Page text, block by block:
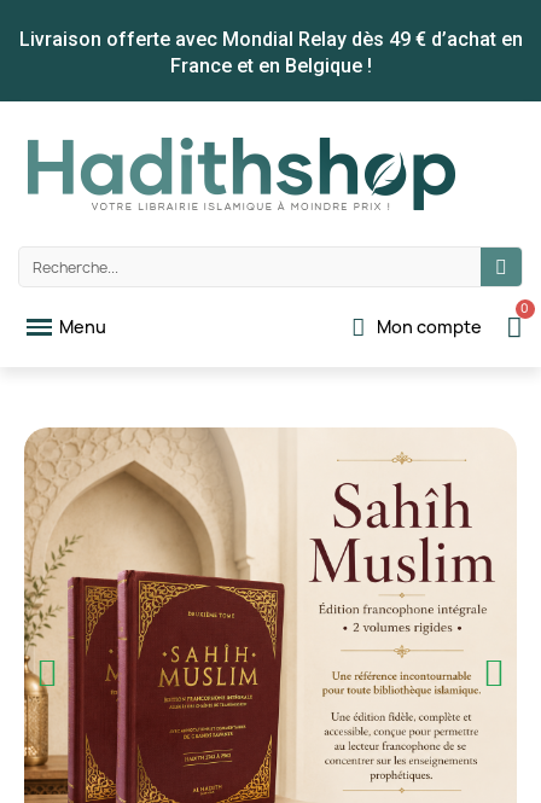
Livraison offerte avec Mondial Relay dès 49 € d’achat en
France et en Belgique !
Mon compte